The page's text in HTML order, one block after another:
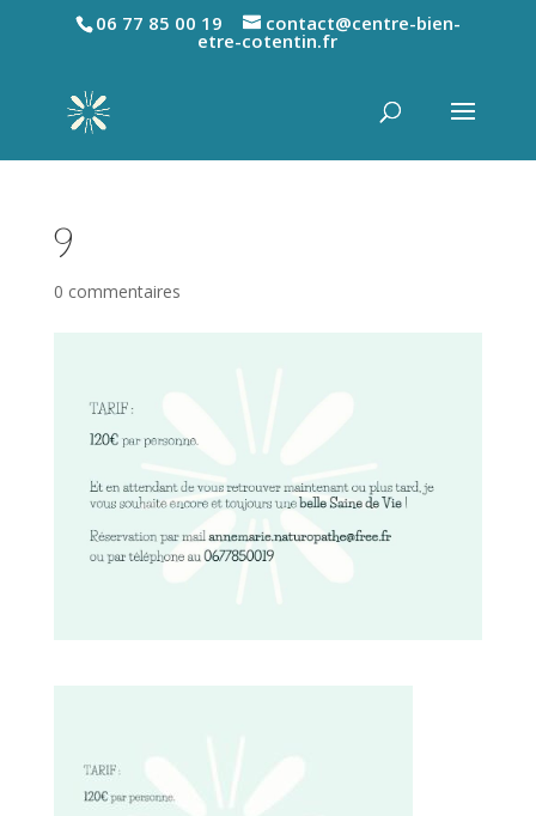
06 77 85 00 19 contact@centre-bien-
etre-cotentin.fr
9
0 commentaires